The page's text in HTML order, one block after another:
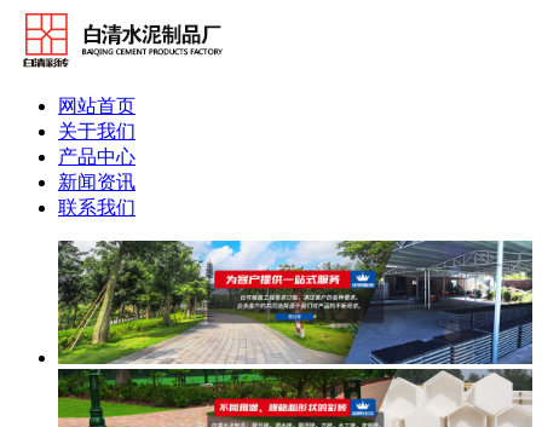
网站首页
关于我们
产品中心
新闻资讯
联系我们